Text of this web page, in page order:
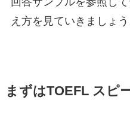
え方を見ていきましょう
まずはTOEFL スピ